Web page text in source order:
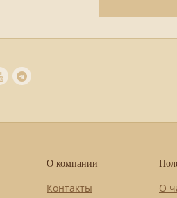
О компании
Контакты
О